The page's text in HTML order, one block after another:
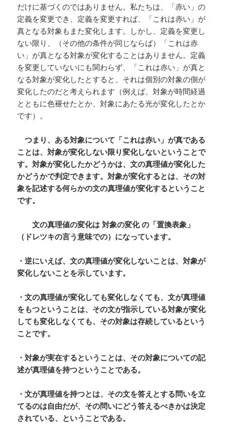
だけに基づくのではありません。私たちは、「赤い」の
定義を変更でき、定義を変更すれば、「これは赤い」が
真となる対象もまた変化します。しかし、定義を変更し
ない限り、（その他の条件が同じならば）「これは赤
い」が真となる対象が変化することはありません。定義
を変更していないにも関わらず、「これは赤い」が真と
なる対象が変化したとすると、それは個別の対象の側が
変化したのだと考えられます（例えば、対象が時間経過
とともに色褪せたとか、対象にあたる光が変化したとか
です）。
つまり、ある対象について「これは赤い」が真である
ことは、対象が変化しない限り変化しないということで
す。対象が変化したかどうかは、文の真理値が変化した
かどうかで判定できます。対象が変化するとは、その対
象を記述する何らかの文の真理値が変化するということ
です。
文の真理値の変化は対象の変化の「置換表象」
（ドレツキの言う意味での）になっています。
・逆にいえば、文の真理値が変化しないことは、対象が
変化しないことを示しています。
・文の真理値が変化しても変化しなくても、文が真理値
をもつということは、その文が指示している対象が変化
しても変化しなくても、その対象は存続しているという
ことです。
・対象が実在するということは、その対象についての記
述が真理値を持つということである。
・文が真理値を持つとは、その文を答えとする問いを立
てるのは自由だが、その問いにどう答えるべきかは決定
されている、ということである。